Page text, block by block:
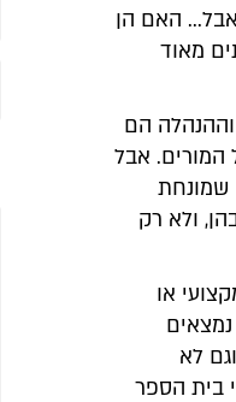
האם הן
מאוד
הם
המורים. אבל
שמונחת
ולא רק
או
לא
בית הספר